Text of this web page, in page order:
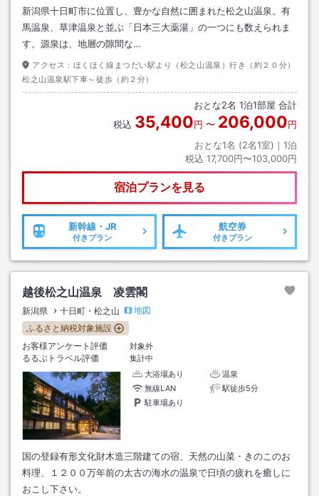
新潟県十日町市に位置し、豊かな自然に囲まれた松之山温泉。有
馬温泉、草津温泉と並ぶ「日本三大薬湯」の一つにも数えられま
す。源泉は、地層の隙間な…
アクセス： ほくほく線まつだい駅より（松之山温泉）行き（約２０分）
松之山温泉駅下車～徒歩（約２分）
おとな2名 1泊1部屋 合計
税込 35,400円 〜 206,000円
おとな1名 (2名1室)｜ 1泊
税込 17,700円〜103,000円
宿泊プランを見る
新幹線・JR
付きプラン
航空券
付きプラン
越後松之山温泉 凌雲閣
新潟県 十日町・松之山
地図
ふるさと納税対象施設
お客様アンケート評価
対象外
るるぶトラベル評価
集計中
大浴場あり
温泉
無線LAN
駅徒歩5分
駐車場あり
国の登録有形文化財木造三階建ての宿、天然の山菜・きのこのお
料理、１２００万年前の太古の海水の温泉で日頃の疲れを癒しに
おこし下さい。